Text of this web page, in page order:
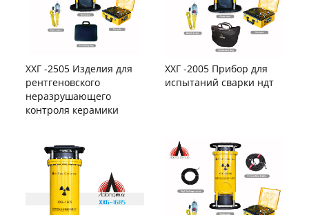
ХХГ -2505 Изделия для
рентгеновского
неразрушающего
контроля керамики
ХХГ -2005 Прибор для
испытаний сварки ндт